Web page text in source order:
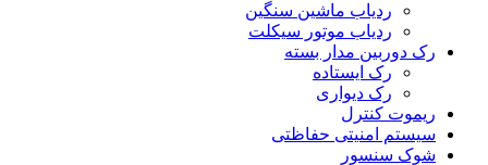
ردیاب ماشین سنگین
ردیاب موتور سیکلت
رک دوربین مدار بسته
رک ایستاده
رک دیواری
ریموت کنترل
سیستم امنیتی حفاظتی
شوک سنسور